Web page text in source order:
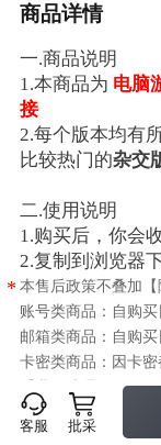
商品详情
一.商品说明
1.本商品为 电脑
接
2.每个版本均有
比较热门的杂交
二.使用说明
1.购买后，你会
2.复制到浏览器
* 本售后政策不叠加【
账号类商品：自购
邮箱类商品：自购买
卡密类商品：因卡
充值类商品：到账后
客服 批采